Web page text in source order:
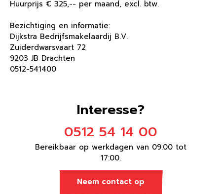
Huurprijs € 325,-- per maand, excl. btw.
Bezichtiging en informatie:
Dijkstra Bedrijfsmakelaardij B.V.
Zuiderdwarsvaart 72
9203 JB Drachten
0512-541400
Interesse?
0512 54 14 00
Bereikbaar op werkdagen van 09:00 tot
17:00.
Neem contact op